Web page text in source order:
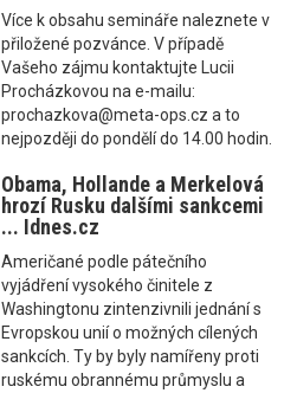
Více k obsahu semináře naleznete v
přiložené pozvánce. V případě
Vašeho zájmu kontaktujte Lucii
Procházkovou na e-mailu:
prochazkova@meta-ops.cz a to
nejpozději do pondělí do 14.00 hodin.
Obama, Hollande a Merkelová
hrozí Rusku dalšími sankcemi
... Idnes.cz
Američané podle pátečního
vyjádření vysokého činitele z
Washingtonu zintenzivnili jednání s
Evropskou unií o možných cílených
sankcích. Ty by byly namířeny proti
ruskému obrannému průmyslu a